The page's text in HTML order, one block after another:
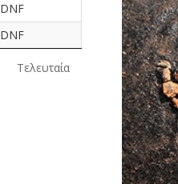
DNF
DNF
Τελευταία